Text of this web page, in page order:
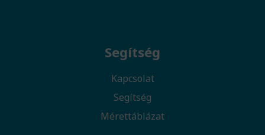
Segítség
Kapcsolat
Segítség
Mérettáblázat